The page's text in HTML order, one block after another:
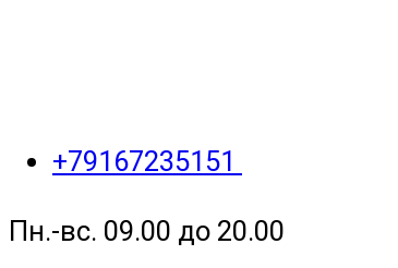
+79167235151
Пн.-вс. 09.00 до 20.00